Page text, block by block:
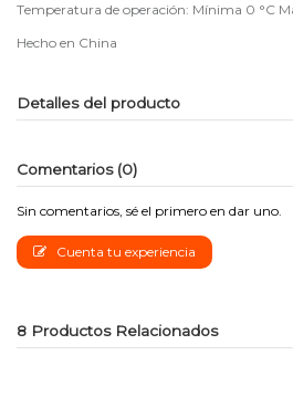
Temperatura de operación: Mínima 0 °C
Hecho en China
Detalles del producto
Comentarios (0)
Sin comentarios, sé el primero en dar uno.
Cuenta tu experiencia
8 Productos Relacionados